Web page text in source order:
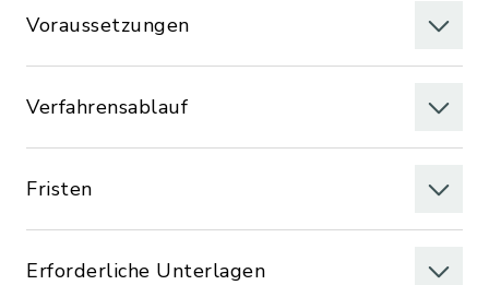
Voraussetzungen
Verfahrensablauf
Fristen
Erforderliche Unterlagen